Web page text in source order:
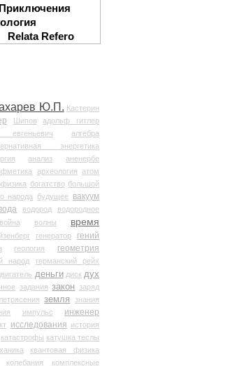
Приключения
Relata Refero
Ю.П. Кастерин
Шипов
адольф гитлер
алгебра
энергетика
анализ аненербе
археология атом
богатство большой
народа будущее вакуум
водород
водородное
война волны
время
генератор гений
геология
геометрия
народ
германский рейх
деньги диск дух
задания закон заряд
земля
знания
импульс инженер
исследования история
катастрофы катушка теслы
квантовая физика
колебания
комплексные